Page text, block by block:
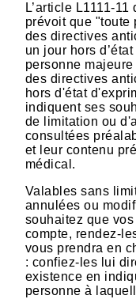
L’article L1111-
prévoit que "toute
des directives
un jour hors
personne
des directives
hors d'état
indiquent ses
de limitation ou
consultées
et leur contenu
médical.
Valables sans
annulées ou
souhaitez que
compte, rendez-
vous prendra en
: confiez-les lui
existence en
personne à